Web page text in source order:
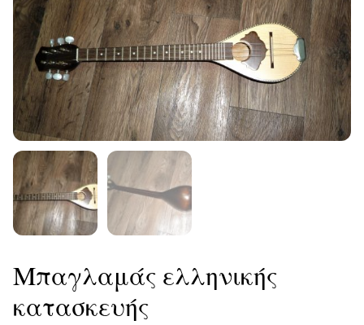
Μπαγλαμάς ελληνικής
κατασκευής